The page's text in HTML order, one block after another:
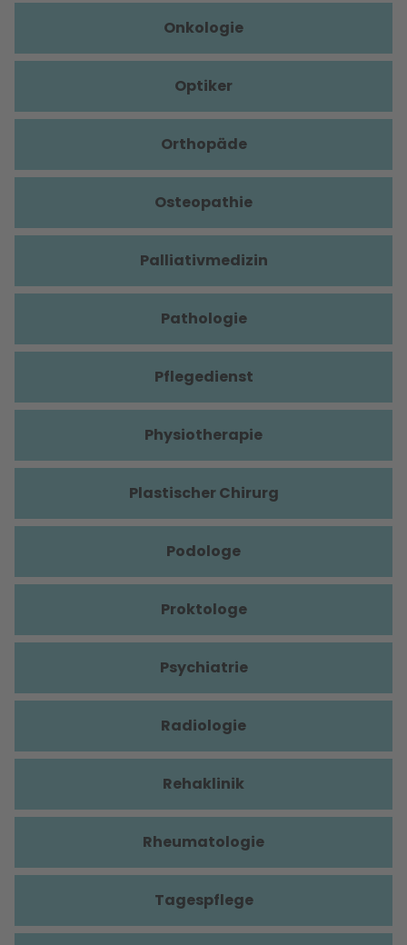
Onkologie
Optiker
Orthopäde
Osteopathie
Palliativmedizin
Pathologie
Pflegedienst
Physiotherapie
Plastischer Chirurg
Podologe
Proktologe
Psychiatrie
Radiologie
Rehaklinik
Rheumatologie
Tagespflege